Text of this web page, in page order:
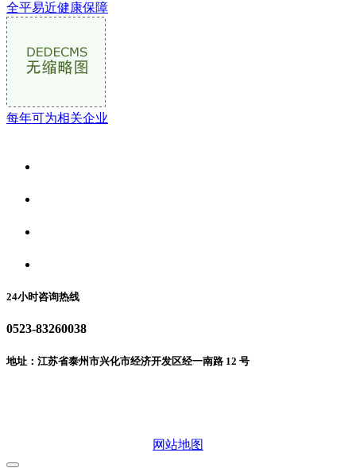
全平易近健康保障
每年可为相关企业
24小时咨询热线
0523-83260038
地址：江苏省泰州市兴化市经济开发区经一南路 12 号
网站地图